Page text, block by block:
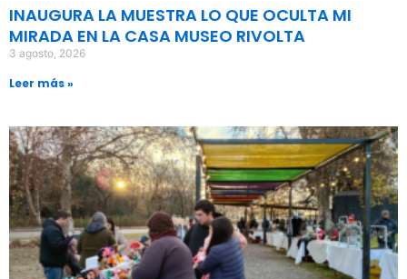
INAUGURA LA MUESTRA LO QUE OCULTA MI
MIRADA EN LA CASA MUSEO RIVOLTA
3 agosto, 2026
Leer más »